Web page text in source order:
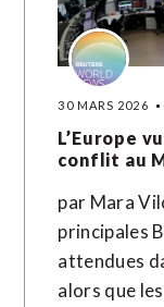
30 MARS 2026
L’Europe
conflit au
par Mara
principales
attendues
alors que